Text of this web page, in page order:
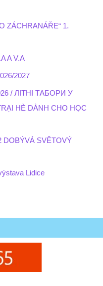
ZÁCHRANÁŘE“ 1.
A V.A
2027
/ ЛІТНІ ТАБОРИ У
HÈ DÀNH CHO HỌC
DOBÝVÁ SVĚTOVÝ
Lidice